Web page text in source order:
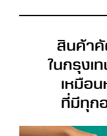
สินค้า
ในกรุงเ
เหมือ
ที่มีทุก